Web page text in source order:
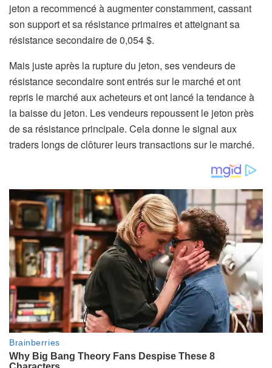
jeton a recommencé à augmenter constamment, cassant
son support et sa résistance primaires et atteignant sa
résistance secondaire de 0,054 $.
Mais juste après la rupture du jeton, ses vendeurs de
résistance secondaire sont entrés sur le marché et ont
repris le marché aux acheteurs et ont lancé la tendance à
la baisse du jeton. Les vendeurs repoussent le jeton près
de sa résistance principale. Cela donne le signal aux
traders longs de clôturer leurs transactions sur le marché.